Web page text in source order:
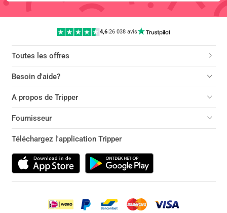
4,6|26 038 avis
Toutes les offres
Besoin d'aide?
A propos de Tripper
Fournisseur
Téléchargez l'application Tripper